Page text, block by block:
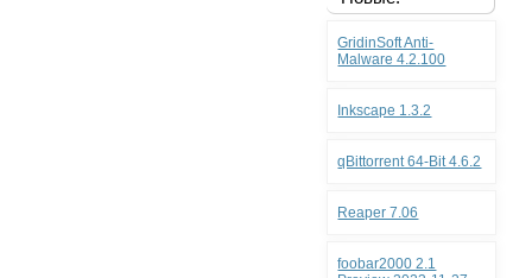
GridinSoft Anti-
Malware 4.2.100
Inkscape 1.3.2
qBittorrent 64-Bit 4.6.2
Reaper 7.06
foobar2000 2.1